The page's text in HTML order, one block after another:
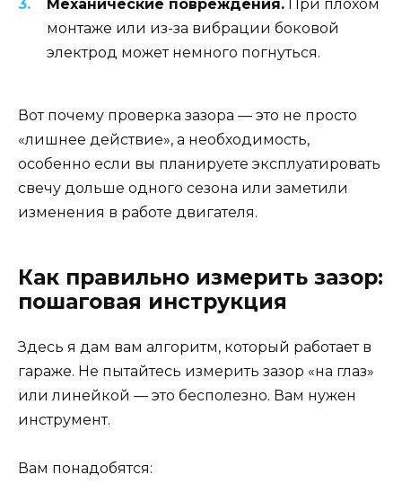
Механические повреждения. При плохом
монтаже или из-за вибрации боковой
электрод может немного погнуться.
Вот почему проверка зазора — это не просто
«лишнее действие», а необходимость,
особенно если вы планируете эксплуатировать
свечу дольше одного сезона или заметили
изменения в работе двигателя.
Как правильно измерить зазор:
пошаговая инструкция
Здесь я дам вам алгоритм, который работает в
гараже. Не пытайтесь измерить зазор «на глаз»
или линейкой — это бесполезно. Вам нужен
инструмент.
Вам понадобятся: